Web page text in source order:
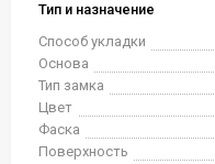
Тип и назначение
Способ укладки
Основа
Тип замка
Цвет
Фаска
Поверхность